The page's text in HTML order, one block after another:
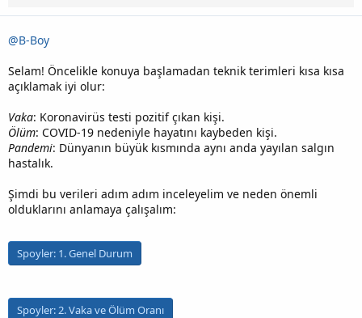
@B-Boy
Selam! Öncelikle konuya başlamadan teknik terimleri kısa kısa
açıklamak iyi olur:
Vaka: Koronavirüs testi pozitif çıkan kişi.
Ölüm: COVID-19 nedeniyle hayatını kaybeden kişi.
Pandemi: Dünyanın büyük kısmında aynı anda yayılan salgın
hastalık.
Şimdi bu verileri adım adım inceleyelim ve neden önemli
olduklarını anlamaya çalışalım:
Spoyler: 1. Genel Durum
Spoyler: 2. Vaka ve Ölüm Oranı